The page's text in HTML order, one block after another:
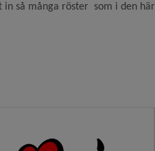
så många röster som i den